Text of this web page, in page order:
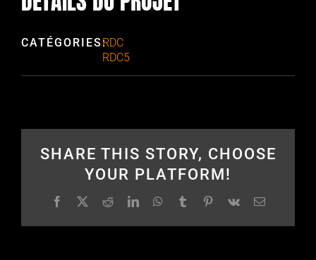
CATÉGORIES:RDC
RDC5
SHARE THIS STORY, CHOOSE
YOUR PLATFORM!
Facebook
X RedditLinkedInWhatsApp
TumblrPinterest
Vk Email